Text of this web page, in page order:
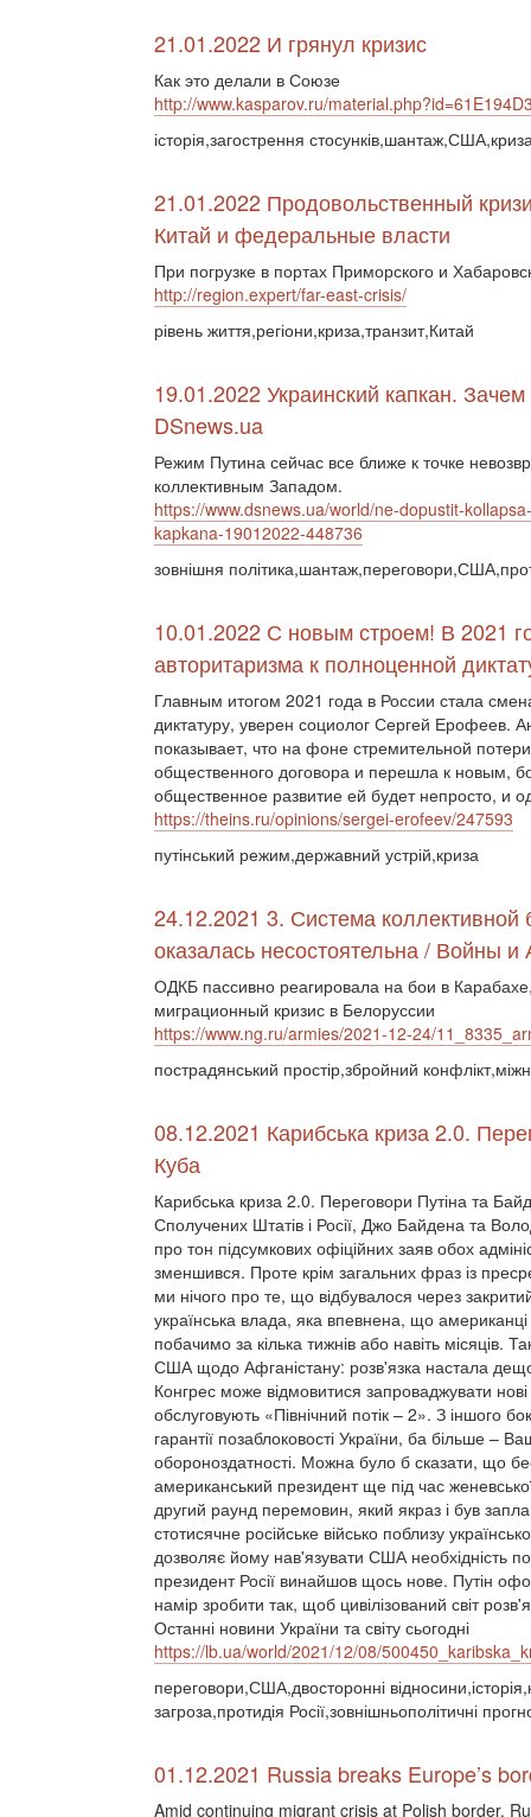
21.01.2022 И грянул кризис
Как это делали в Союзе
http://www.kasparov.ru/
історія,загострення
21.01.2022 Продовольственный
Китай и федеральные власти
При погрузке в портах Приморского и
http://region.expert/far-east-crisis/
рівень життя,регіони,криза,транзит,Китай
19.01.2022 Украинский капкан.
DSnews.ua
Режим Путина сейчас все ближе к точке
коллективным Западом.
https://www.dsnews.ua/world/ne-dopustit-
kapkana-19012022-448736
зовнішня
10.01.2022 С новым строем! В 2021
авторитаризма к полноценной
Главным итогом 2021 года в России стала
диктатуру, уверен социолог Сергей Ерофеев.
показывает, что на фоне стремительной
общественного договора и перешла к новым,
общественное развитие ей будет непросто, и
https://theins.ru/opinions/sergei-erofeev/247593
путінський режим,державний устрій,криза
24.12.2021 3. Система коллективной
оказалась несостоятельна / Войны
ОДКБ пассивно реагировала на бои в
миграционный кризис в Белоруссии
https://www.ng.ru/armies/2021-12-24/
пострадянський простір,збройний
08.12.2021 Карибська криза 2.0.
Куба
Карибська криза 2.0. Переговори Путіна та
Сполучених Штатів і Росії, Джо Байдена та
про тон підсумкових офіційних заяв обох
зменшився. Проте крім загальних фраз із
ми нічого про те, що відбувалося через
українська влада, яка впевнена, що американці
побачимо за кілька тижнів або навіть місяців.
США щодо Афганістану: розв'язка настала
Конгрес може відмовитися запроваджувати нові
обслуговують «Північний потік – 2». З іншого
гарантії позаблоковості України, ба більше –
обороноздатності. Можна було б сказати, що
американський президент ще під час
другий раунд перемовин, який якраз і був
стотисячне російське військо поблизу
дозволяє йому нав'язувати США необхідність
президент Росії винайшов щось нове. Путін
намір зробити так, щоб цивілізований світ
Останні новини України та світу сьогодні
https://lb.ua/world/2021/12/08/
переговори,США,двосторонні
загроза,протидія Росії,зовнішньополітичні
01.12.2021 Russia breaks Europe’s
Amid continuing migrant crisis at Polish border,